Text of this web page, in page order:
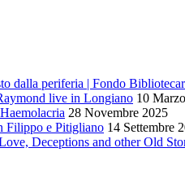
dalla periferia | Fondo
live in Longiano 10
28 Novembre 2025
Filippo e Pitigliano 14 Settembre
Deceptions and other Old